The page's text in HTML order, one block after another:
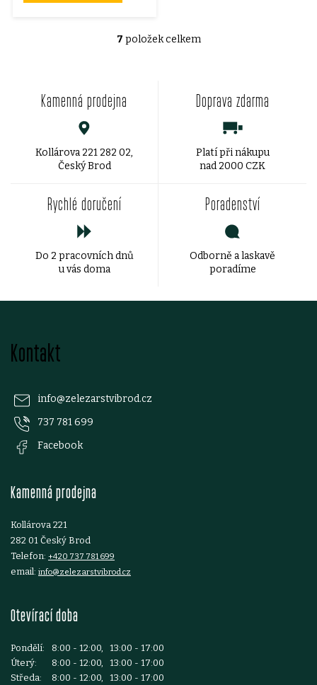
O
r
7 položek celkem
Kamenná prodejna
Kollárova 221 282 02,
Český Brod
Doprava zdarma
Platí při nákupu
nad 2000 CZK
Rychlé doručení
Do 2 pracovních dnů
u vás doma
Poradenství
Odborně a laskavě
poradíme
Kontakt
info@zelezarstvibrod.cz
737 781 699
Facebook
Kamenná prodejna
Kollárova 221
282 01 Český Brod
Telefon: +420 737 781 699
email: info@zelezarstvibrod.cz
Otevírací doba
Pondělí:
8:00 - 12:00, 13:00 - 17:00
Úterý:
8:00 - 12:00, 13:00 - 17:00
Středa:
8:00 - 12:00, 13:00 - 17:00